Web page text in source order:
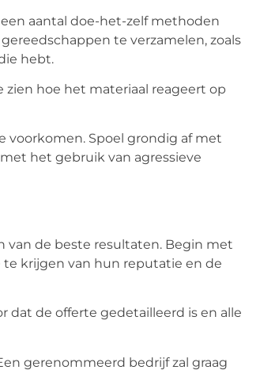
aantal doe-het-zelf methoden
te verzamelen, zoals
hebt.
hoe het materiaal reageert op
voorkomen. Spoel grondig af met
het gebruik van agressieve
van de beste resultaten. Begin met
te krijgen van hun reputatie en de
dat de offerte gedetailleerd is en alle
gerenommeerd bedrijf zal graag